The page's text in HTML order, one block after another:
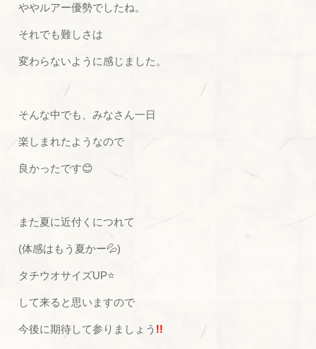
ややルアー優勢でしたね。
それでも難しさは
変わらないように感じました。
そんな中でも、みなさん一日
楽しまれたようなので
良かったです😊
また夏に近付くにつれて
(体感はもう夏かー💦)
タチウオサイズUP⭐
して来ると思いますので
今後に期待して参りましょう !!